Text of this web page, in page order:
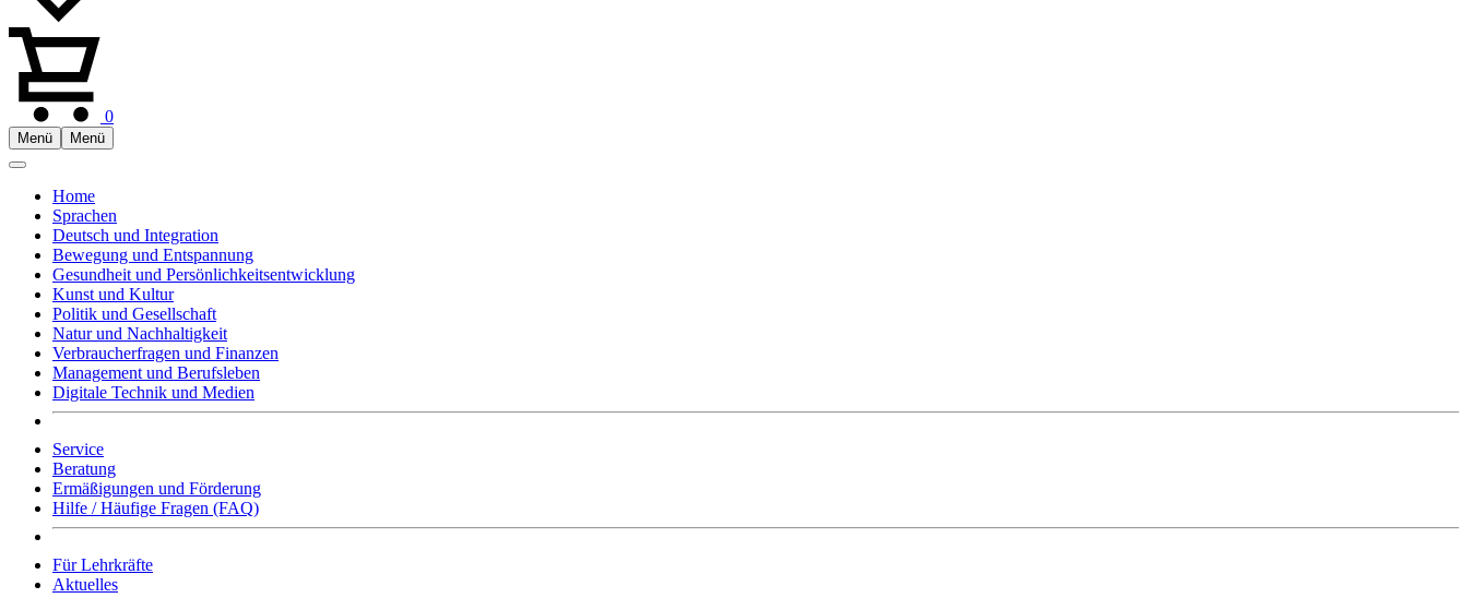
0
Menü Menü
Home
Sprachen
Deutsch und Integration
Bewegung und Entspannung
Gesundheit und Persönlichkeitsentwicklung
Kunst und Kultur
Politik und Gesellschaft
Natur und Nachhaltigkeit
Verbraucherfragen und Finanzen
Management und Berufsleben
Digitale Technik und Medien
Service
Beratung
Ermäßigungen und Förderung
Hilfe / Häufige Fragen (FAQ)
Für Lehrkräfte
Aktuelles